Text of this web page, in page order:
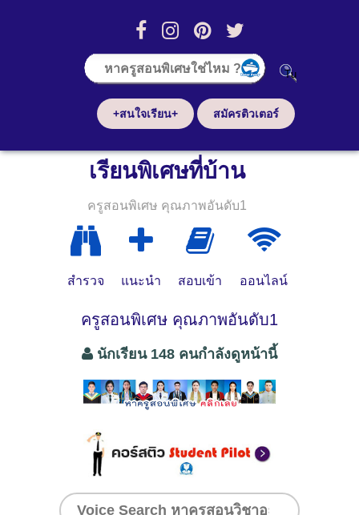
+สนใจเรียน+ สมัครติวเตอร์
เรียนพิเศษที่บ้าน
ครูสอนพิเศษ คุณภาพอันดับ1
สำรวจ แนะนำ สอบเข้า ออนไลน์
ครูสอนพิเศษ คุณภาพอันดับ1
นักเรียน 148 คนกำลังดูหน้านี้